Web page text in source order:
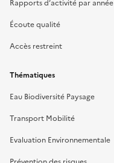
Rapports d’activité par année
Écoute qualité
Accès restreint
Thématiques
Eau Biodiversité Paysage
Transport Mobilité
Evaluation Environnementale